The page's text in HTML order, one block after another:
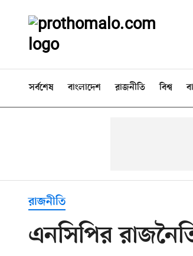
সর্বশেষ বাংলাদেশ রাজনীতি বিশ্ব
রাজনীতি
এনসিপির